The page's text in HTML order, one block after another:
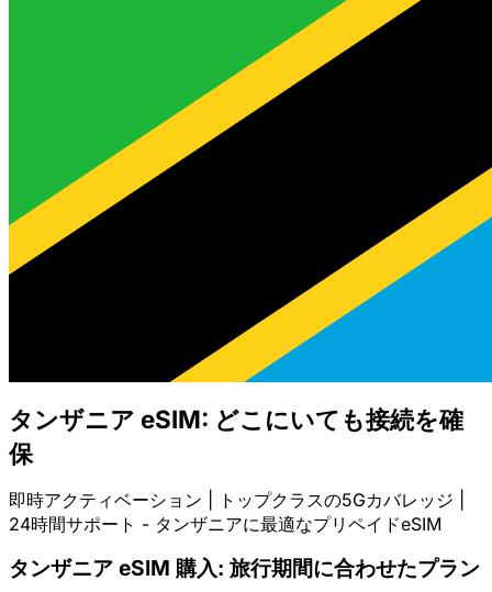
タンザニア eSIM: どこにいても接続を確
保
即時アクティベーション | トップクラスの5Gカバレッジ |
24時間サポート - タンザニアに最適なプリペイドeSIM
タンザニア eSIM 購入: 旅行期間に合わせたプラン